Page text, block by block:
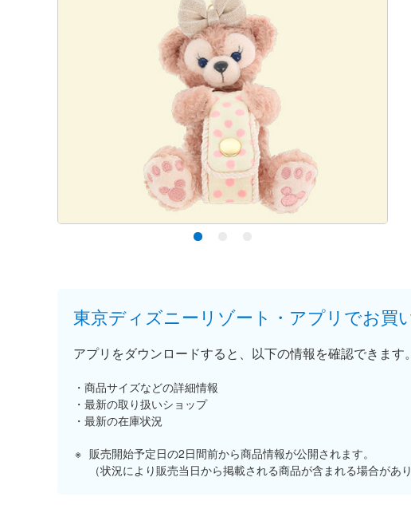
東京ディズニーリゾート・アプリでお買
アプリをダウンロードすると、以下の情報を確認できます
商品サイズなどの詳細情報
最新の取り扱いショップ
最新の在庫状況
販売開始予定日の2日間前から商品情報が公開されます。
（状況により販売当日から掲載される商品が含まれる場合があ